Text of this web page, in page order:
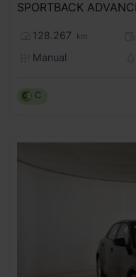
128.267 km
Manual
C